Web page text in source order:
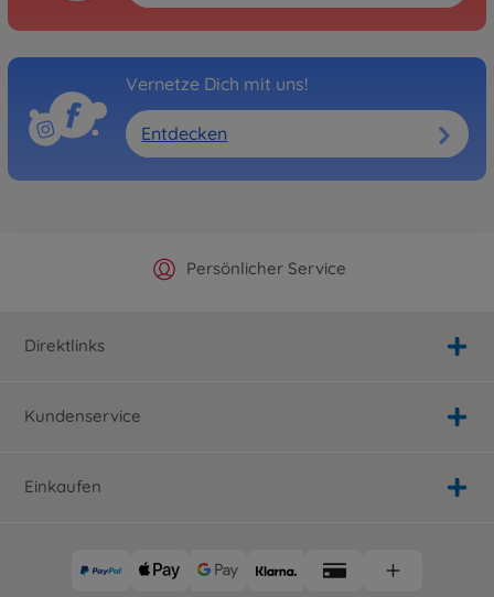
Vernetze Dich mit uns!
Entdecken
Offizieller Hersteller Shop
Persönlicher Service
Versandkostenfrei ab 25€
Schnelle Lieferung
Direktlinks
Kundenservice
Einkaufen